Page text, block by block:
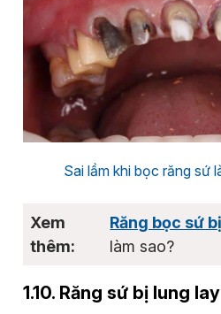
Sai lầm khi bọc răng sứ
Răng bọc sứ
làm sao?
1.10. Răng sứ bị lung lay